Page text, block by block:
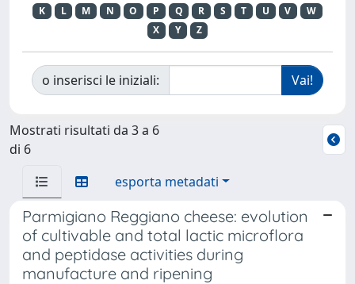
K
L M N O P Q R S T U V
W
X
Y Z
o inserisci le iniziali:
Mostrati risultati da 3 a 6
di 6
esporta metadati
Parmigiano Reggiano cheese: evolution
of cultivable and total lactic microflora
and peptidase activities during
manufacture and ripening